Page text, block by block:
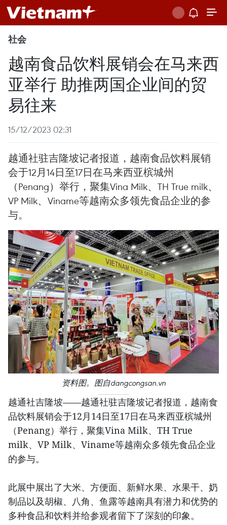
社会
越南食品饮料展销会在马来西
亚举行 助推两国企业间的贸
易往来
15/12/2023 02:31
越通社驻吉隆坡记者报道，越南食品饮料展销
会于12月14日至17日在马来西亚槟城州
（Penang）举行，聚集Vina Milk、TH True milk、
VP Milk、Viname等越南众多领先食品企业的参
与。
资料图。图自dangcongsan.vn
越通社吉隆坡——越通社驻吉隆坡记者报道，越南食
品饮料展销会于12月14日至17日在马来西亚槟城州
（Penang）举行，聚集Vina Milk、TH True
milk、VP Milk、Viname等越南众多领先食品企业
的参与。
此展中展出了大米、方便面、新鲜水果、水果干、奶
制品以及胡椒、八角、鱼露等越南具有潜力和优势的
多种食品和饮料并给参观者留下了深刻的印象。